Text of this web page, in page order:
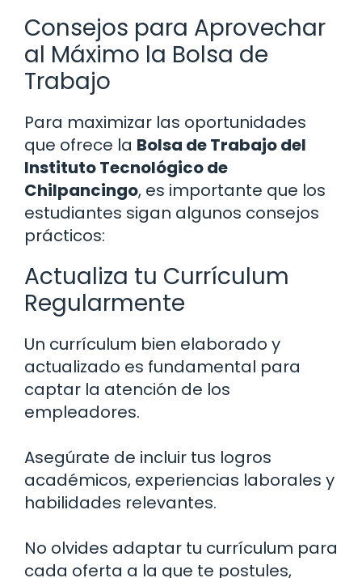
Consejos para Aprovechar
al Máximo la Bolsa de
Trabajo
Para maximizar las oportunidades
que ofrece la Bolsa de Trabajo del
Instituto Tecnológico de
Chilpancingo, es importante que los
estudiantes sigan algunos consejos
prácticos:
Actualiza tu Currículum
Regularmente
Un currículum bien elaborado y
actualizado es fundamental para
captar la atención de los
empleadores.
Asegúrate de incluir tus logros
académicos, experiencias laborales y
habilidades relevantes.
No olvides adaptar tu currículum para
cada oferta a la que te postules,